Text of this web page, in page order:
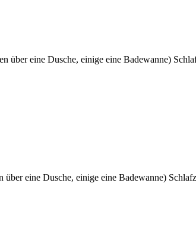
eine Dusche, einige eine Badewanne)
eine Dusche, einige eine Badewanne)